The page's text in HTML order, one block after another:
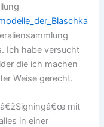
Ich habe versucht
die ich machen
Weise gerecht.
mit
in einer